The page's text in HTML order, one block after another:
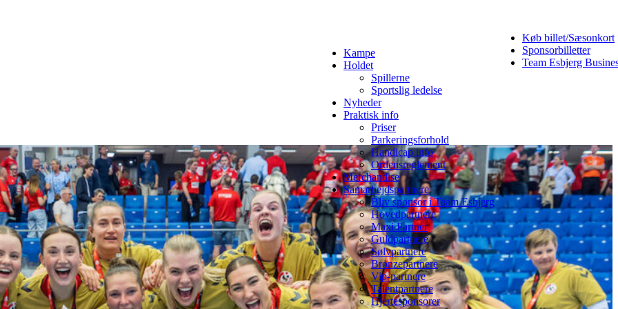
Køb billet/Sæsonkort
Sponsorbilletter
Team Esbjerg
Kampe
Holdet
Spillerne
Sportslig ledelse
Nyheder
Praktisk info
Priser
Parkeringsforhold
Handicap info
Ordensreglement
Merchandise
Samarbejdspartnere
Bliv sponsor i Team Esbjerg
Hovedpartnere
Maxi Partner
Guldpartnere
Sølvpartnere
Bronzepartnere
Vip-partnere
Talentpartnere
Hjertesponsorer